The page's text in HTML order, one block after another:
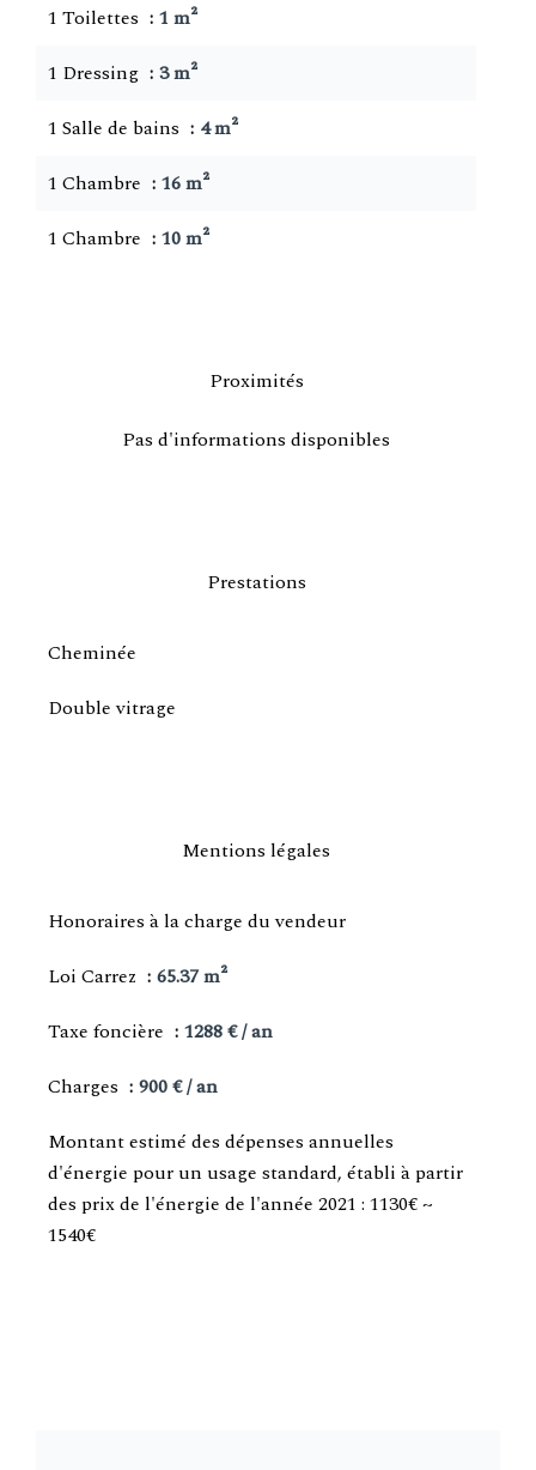
1 Toilettes
1 m²
1 Dressing
3 m²
1 Salle de bains
4 m²
1 Chambre
16 m²
1 Chambre
10 m²
Proximités
Pas d'informations disponibles
Prestations
Cheminée
Double vitrage
Mentions légales
Honoraires à la charge du vendeur
Loi Carrez
65.37 m²
Taxe foncière
1288 € / an
Charges
900 € / an
Montant estimé des dépenses annuelles
d'énergie pour un usage standard, établi à partir
des prix de l'énergie de l'année 2021 : 1130€ ~
1540€